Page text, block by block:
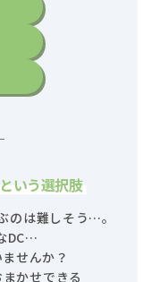
いう選択肢
のは難しそう…。
DC…
せんか？
かせできる